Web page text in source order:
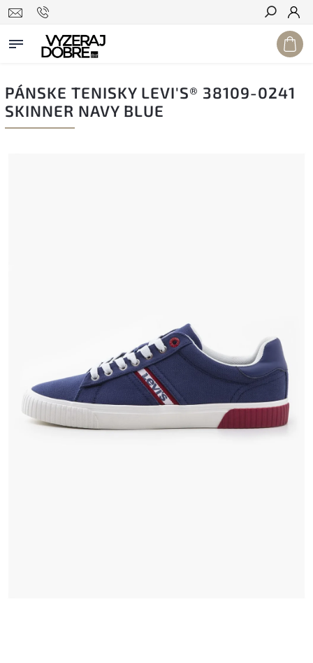
Hľadať
PÁNSKE TENISKY LEVI'S® 38109-0241
SKINNER NAVY BLUE